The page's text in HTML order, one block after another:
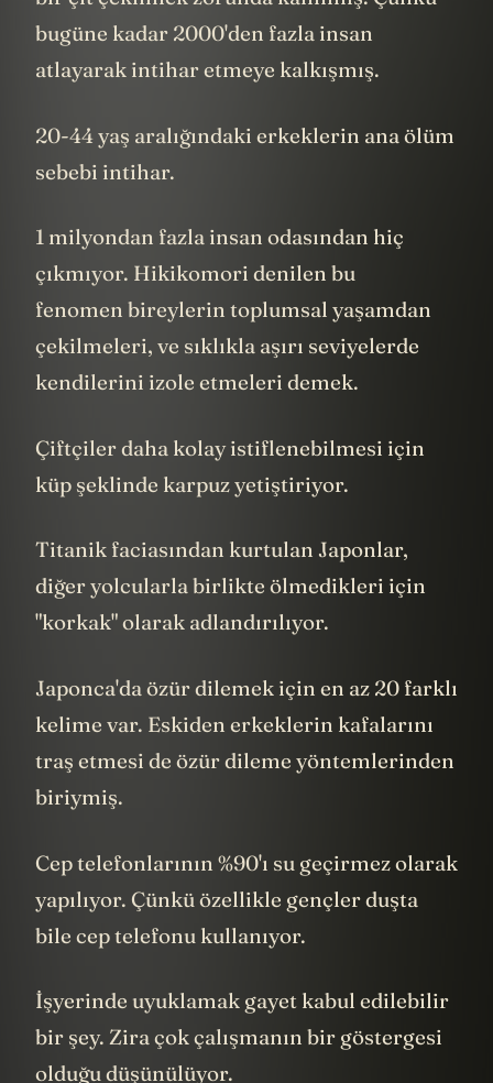
bugüne kadar 2000'den fazla insan
atlayarak intihar etmeye kalkışmış.
20-44 yaş aralığındaki erkeklerin ana ölüm
sebebi intihar.
1 milyondan fazla insan odasından hiç
çıkmıyor. Hikikomori denilen bu
fenomen bireylerin toplumsal yaşamdan
çekilmeleri, ve sıklıkla aşırı seviyelerde
kendilerini izole etmeleri demek.
Çiftçiler daha kolay istiflenebilmesi için
küp şeklinde karpuz yetiştiriyor.
Titanik faciasından kurtulan Japonlar,
diğer yolcularla birlikte ölmedikleri için
"korkak" olarak adlandırılıyor.
Japonca'da özür dilemek için en az 20 farklı
kelime var. Eskiden erkeklerin kafalarını
traş etmesi de özür dileme yöntemlerinden
biriymiş.
Cep telefonlarının %90'ı su geçirmez olarak
yapılıyor. Çünkü özellikle gençler duşta
bile cep telefonu kullanıyor.
İşyerinde uyuklamak gayet kabul edilebilir
bir şey. Zira çok çalışmanın bir göstergesi
olduğu düşünülüyor.